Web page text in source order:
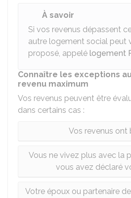
À savoir
Si vos revenus dépassent
autre logement social peut
proposé, appelé logement
Connaître les exceptions
revenu maximum
Vos revenus peuvent être
dans certains cas :
Vos revenus ont
Vous ne vivez plus avec la
vous avez déclaré
Votre époux ou partenaire